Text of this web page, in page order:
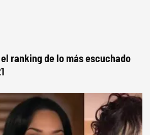
ranking de lo más escuchado